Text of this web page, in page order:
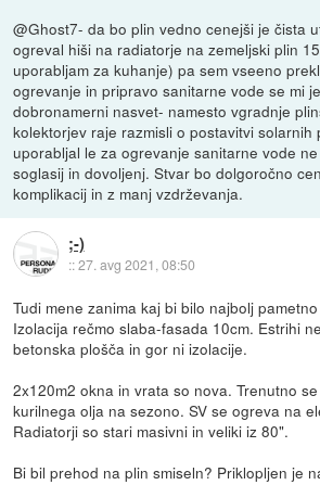
@Ghost7- da bo plin vedno cenejši je čista
ogreval hiši na radiatorje na zemeljski plin
uporabljam za kuhanje) pa sem vseeno
ogrevanje in pripravo sanitarne vode se mi
dobronamerni nasvet- namesto vgradnje
kolektorjev raje razmisli o postavitvi solarnih
uporabljal le za ogrevanje sanitarne vode
soglasij in dovoljenj. Stvar bo dolgoročno
komplikacij in z manj vzdrževanja.
;-)
::27. avg 2021, 08:50
Tudi mene zanima kaj bi bilo najbolj
Izolacija rečmo slaba-fasada 10cm. Estrihi
betonska plošča in gor ni izolacije.
2x120m2 okna in vrata so nova. Trenutno
kurilnega olja na sezono. SV se ogreva na
Radiatorji so stari masivni in veliki iz 80".
Bi bil prehod na plin smiseln? Priklopljen je